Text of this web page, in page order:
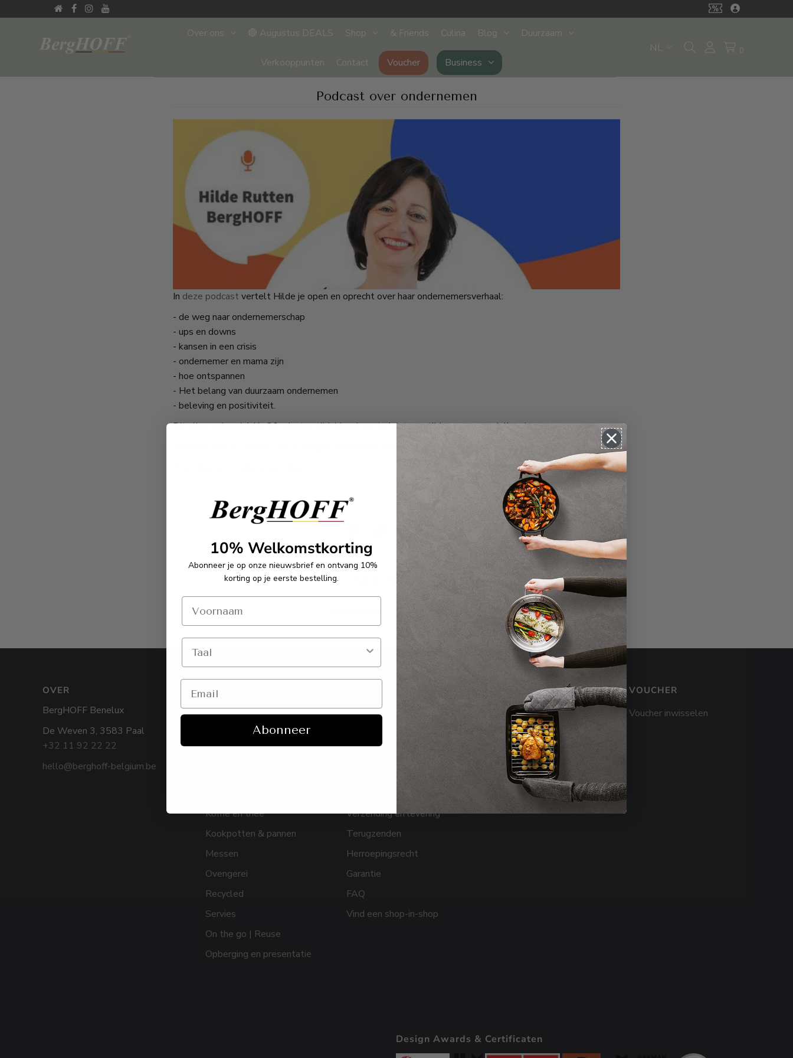
Over ons 🔴 Augustus DEALS Shop & Friends Culina Blog Duurzaam
Verkooppunten Contact Voucher Business
NL 0
Podcast over ondernemen
In deze podcast vertelt Hilde je open en oprecht over haar ondernemersverhaal:
- de weg naar ondernemerschap
- ups en downs
- kansen in een crisis
- ondernemer en mama zijn
- hoe ontspannen
- Het belang van duurzaam ondernemen
- beleving en positiviteit.
Dit alles gebundeld in 20 minuten tijd. Ideaal om te luisteren tijdens een wandeling dus...
Bedankt VOKA Limburg om te mogen deelnemen aan de 2de podcast van "ondernemers aan het woord"
Meer berichten
Volgend bericht →
OVER
BergHOFF Benelux
De Weven 3, 3583 Paal
+32 11 92 22 22
hello@berghoff-belgium.be
CATEGORIEËN
Bestek
Koffie en thee
Kookpotten & pannen
Messen
Ovengerei
Recycled
Servies
On the go | Reuse
Opberging en presentatie
KLANTENDIENST
Algemene voorwaarden
Verzending en levering
Terugzenden
Herroepingsrecht
Garantie
FAQ
Vind een shop-in-shop
B2B
Info
Dealer shop
Collectie catalogi
Verkooppunt worden
B2B Media Lounge
VOUCHER
Voucher inwisselen
Design Awards & Certificaten
10% Welkomstkorting
Abonneer je op onze nieuwsbrief en ontvang 10%
korting op je eerste bestelling.
Abonneer